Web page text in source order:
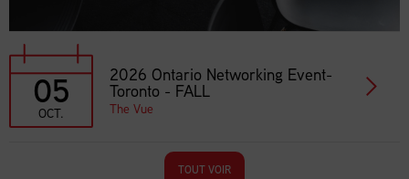
05
OCT.
2026 Ontario Networking Event-
Toronto - FALL
The Vue
TOUT VOIR